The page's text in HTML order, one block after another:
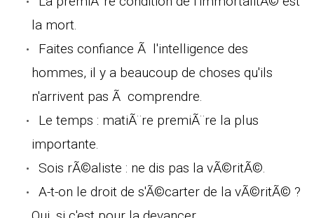
la mort.
Faites confiance Ã l'intelligence des
hommes, il y a beaucoup de choses qu'ils
n'arrivent pas Ã comprendre.
Le temps : matiÃ¨re premiÃ¨re la plus
importante.
Sois rÃ©aliste : ne dis pas la vÃ©ritÃ©.
A-t-on le droit de s'Ã©carter de la vÃ©ritÃ© ?